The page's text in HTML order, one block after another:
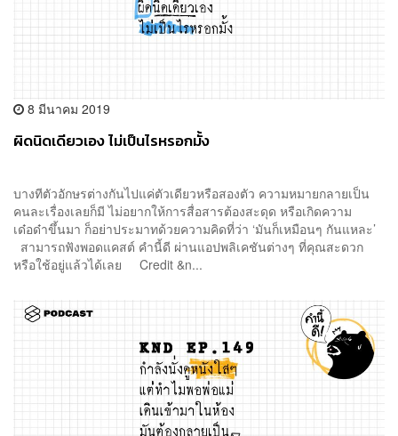
8 มีนาคม 2019
ผิดนิดเดียวเอง ไม่เป็นไรหรอกมั้ง
บางทีตัวอักษรต่างกันไปแค่ตัวเดียวหรือสองตัว ความหมายกลายเป็น
คนละเรื่องเลยก็มี ไม่อยากให้การสื่อสารต้องสะดุด หรือเกิดความ
เด๋อด๋าขึ้นมา ก็อย่าประมาทด้วยความคิดที่ว่า ‘มันก็เหมือนๆ กันแหละ’
สามารถฟังพอดแคสต์ คำนี้ดี ผ่านแอปพลิเคชันต่างๆ ที่คุณสะดวก
หรือใช้อยู่แล้วได้เลย Credit &n...